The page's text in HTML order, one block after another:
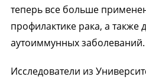
теперь все больше
профилактике рака, а также
аутоиммунных заболеваний.
Исследователи из